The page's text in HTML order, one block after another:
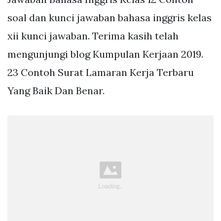
soal dan kunci jawaban bahasa inggris kelas
xii kunci jawaban. Terima kasih telah
mengunjungi blog Kumpulan Kerjaan 2019.
23 Contoh Surat Lamaran Kerja Terbaru
Yang Baik Dan Benar.